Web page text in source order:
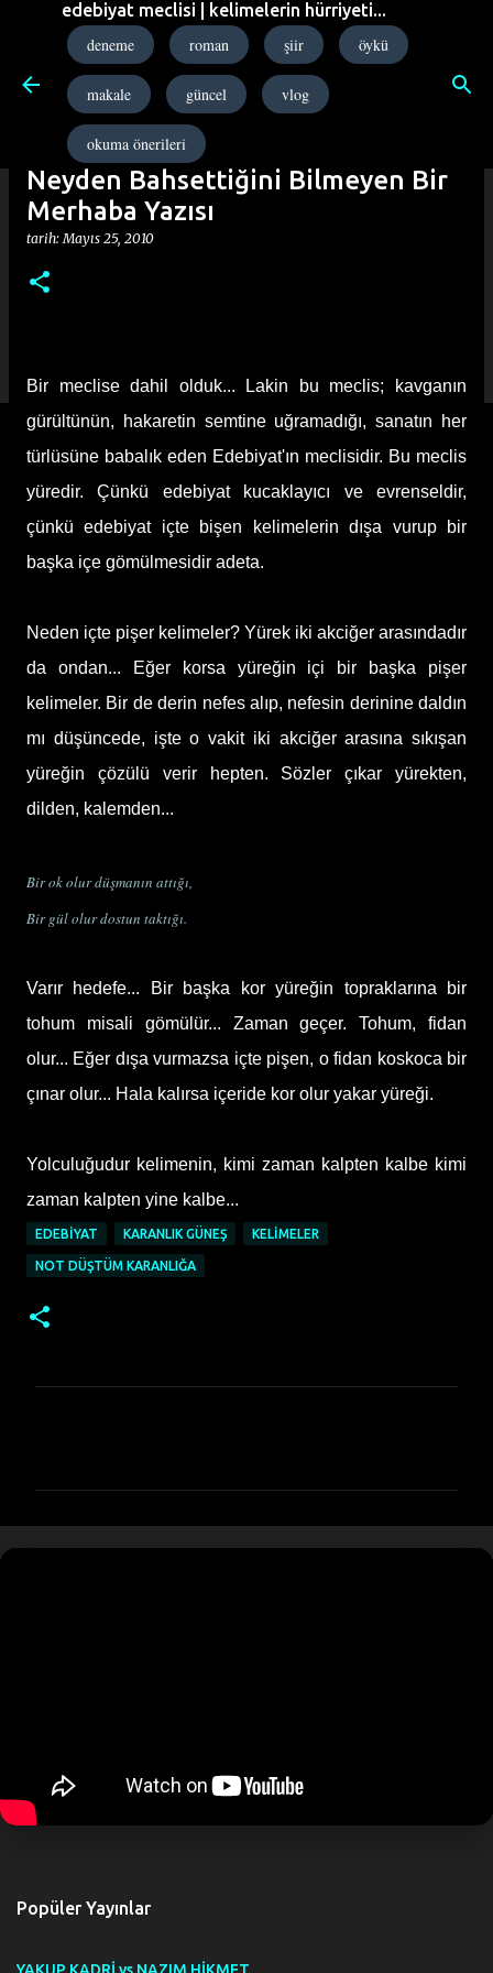
Ana içeriğe atla
edebiyat meclisi | kelimelerin hürriyeti...
deneme roman şiir öykü
makale güncel vlog
okuma önerileri
Neyden Bahsettiğini Bilmeyen Bir
Merhaba Yazısı
tarih:Mayıs 25, 2010
Bir meclise dahil olduk... Lakin bu meclis; kavganın
gürültünün, hakaretin semtine uğramadığı, sanatın her
türlüsüne babalık eden Edebiyat'ın meclisidir. Bu meclis
yüredir. Çünkü edebiyat kucaklayıcı ve evrenseldir,
çünkü edebiyat içte bişen kelimelerin dışa vurup bir
başka içe gömülmesidir adeta.
Neden içte pişer kelimeler? Yürek iki akciğer arasındadır
da ondan... Eğer korsa yüreğin içi bir başka pişer
kelimeler. Bir de derin nefes alıp, nefesin derinine daldın
mı düşüncede, işte o vakit iki akciğer arasına sıkışan
yüreğin çözülü verir hepten. Sözler çıkar yürekten,
dilden, kalemden...
Bir ok olur düşmanın attığı,
Bir gül olur dostun taktığı.
Varır hedefe... Bir başka kor yüreğin topraklarına bir
tohum misali gömülür... Zaman geçer. Tohum, fidan
olur... Eğer dışa vurmazsa içte pişen, o fidan koskoca bir
çınar olur... Hala kalırsa içeride kor olur yakar yüreği.
Yolculuğudur kelimenin, kimi zaman kalpten kalbe kimi
zaman kalpten yine kalbe...
EDEBIYAT KARANLIK GÜNEŞ KELIMELER
NOT DÜŞTÜM KARANLIĞA
m
Popüler Yayınlar